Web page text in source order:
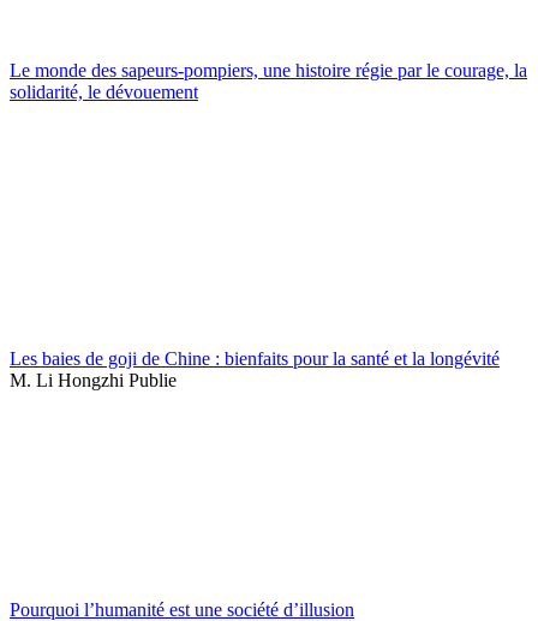
Le monde des sapeurs-pompiers, une histoire régie par le courage, la
solidarité, le dévouement
Les baies de goji de Chine : bienfaits pour la santé et la longévité
M. Li Hongzhi Publie
Pourquoi l’humanité est une société d’illusion